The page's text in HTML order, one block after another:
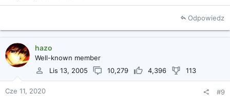
Odpowiedz
hazo
Well-known member
Lis 13, 2005
10,279 4,396 113
Cze 11, 2020 #9